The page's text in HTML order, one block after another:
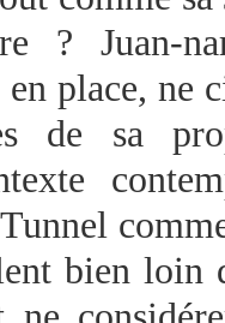
? Juan-
place, ne
de sa
bien loin